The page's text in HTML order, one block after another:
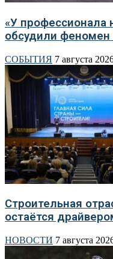
«У профессионала
обсудили феномен
СОБЫТИЯ 7 августа
Строительная
остаётся
НОВОСТИ 7 августа